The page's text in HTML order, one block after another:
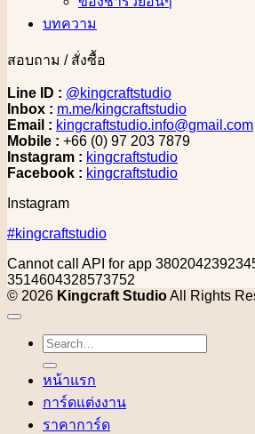
บทความ
สอบถาม / สั่งซื้อ
Line ID : @kingcraftstudio
Inbox : m.me/kingcraftstudio
Email : kingcraftstudio.info@gmail.com
Mobile : +66 (0) 97 203 7879
Instagram : kingcraftstudio
Facebook : kingcraftstudio
Instagram
#kingcraftstudio
Cannot call API for app
3514604328573752
© 2026 Kingcraft StudioAll Rights
Search
for:
หน้าแรก
การ์ดแต่งงาน
ราคาการ์ด